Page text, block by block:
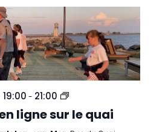
ligne sur le quai
- 21:00
Danse
ligne